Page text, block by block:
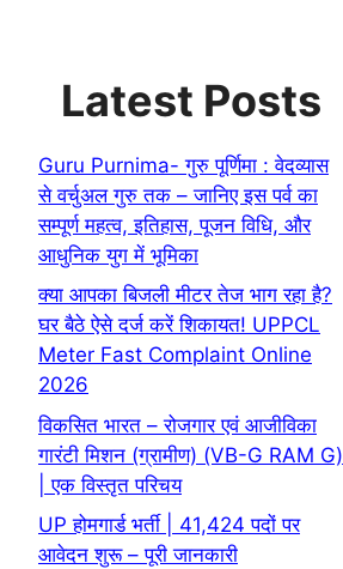
Latest Posts
Guru Purnima- गुरु पूर्णिमा : वेदव्यास
से वर्चुअल गुरु तक – जानिए इस पर्व का
सम्पूर्ण महत्व, इतिहास, पूजन विधि, और
आधुनिक युग में भूमिका
क्या आपका बिजली मीटर तेज भाग रहा है?
घर बैठे ऐसे दर्ज करें शिकायत! UPPCL
Meter Fast Complaint Online
2026
विकसित भारत – रोजगार एवं आजीविका
गारंटी मिशन (ग्रामीण) (VB-G RAM G)
| एक विस्तृत परिचय
UP होमगार्ड भर्ती | 41,424 पदों पर
आवेदन शुरू – पूरी जानकारी